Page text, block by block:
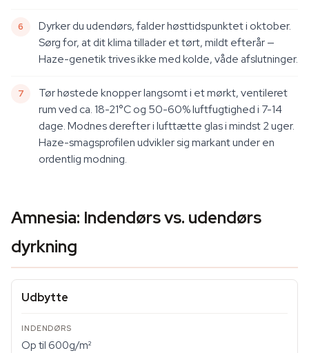
Dyrker du udendørs, falder høsttidspunktet i oktober.
Sørg for, at dit klima tillader et tørt, mildt efterår —
Haze-genetik trives ikke med kolde, våde afslutninger.
Tør høstede knopper langsomt i et mørkt, ventileret
rum ved ca. 18-21°C og 50-60% luftfugtighed i 7-14
dage. Modnes derefter i lufttætte glas i mindst 2 uger.
Haze-smagsprofilen udvikler sig markant under en
ordentlig modning.
Amnesia: Indendørs vs. udendørs
dyrkning
Udbytte
Op til 600g/m²